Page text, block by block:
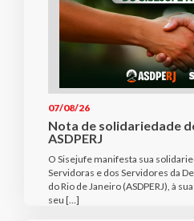
07/08/26
Nota de solidariedade
ASDPERJ
O Sisejufe manifesta sua
Servidoras e dos Servidores da
do Rio de Janeiro (ASDPERJ), à
seu […]